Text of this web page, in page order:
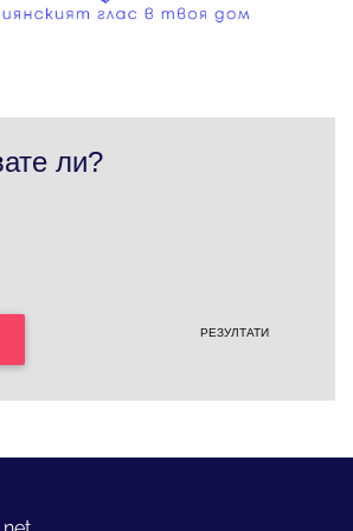
ли?
РЕЗУЛТАТИ